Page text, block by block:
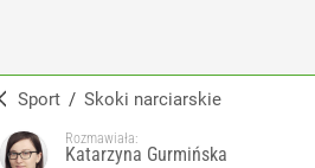
Sport / Skoki narciarskie
Rozmawiała:
Katarzyna Gurmińska